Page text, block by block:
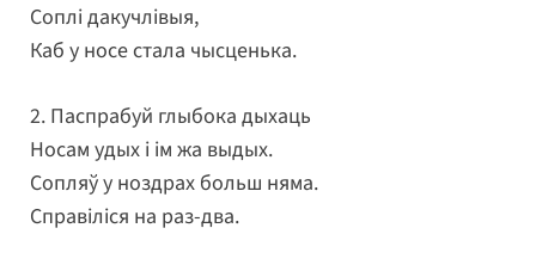
Соплі дакучлівыя,
Каб у носе стала чысценька.
2. Паспрабуй глыбока дыхаць
Носам удых і ім жа выдых.
Сопляў у ноздрах больш няма.
Справіліся на раз-два.